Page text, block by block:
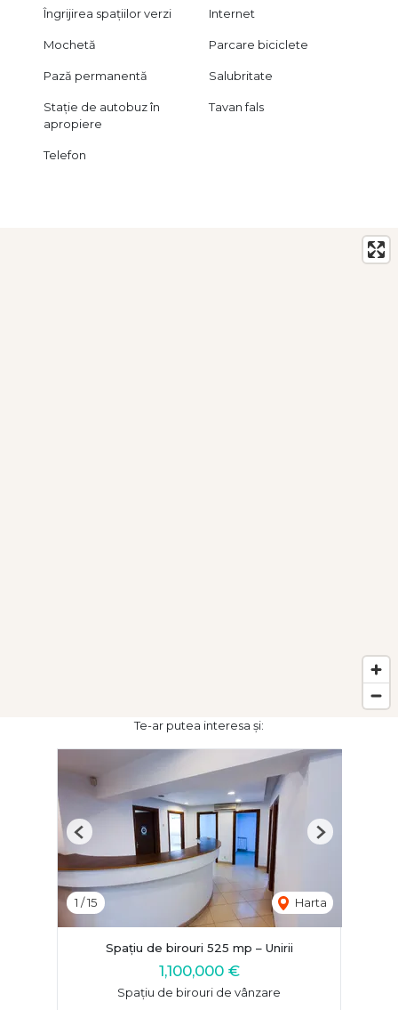
Îngrijirea spațiilor verzi Internet
Mochetă Parcare biciclete
Pază permanentă Salubritate
Stație de autobuz în
apropiere
Tavan fals
Telefon
Te-ar putea interesa și:
1 /15 Harta
Previous Next
Spațiu de birouri 525 mp – Unirii
1,100,000 €
Spațiu de birouri de vânzare